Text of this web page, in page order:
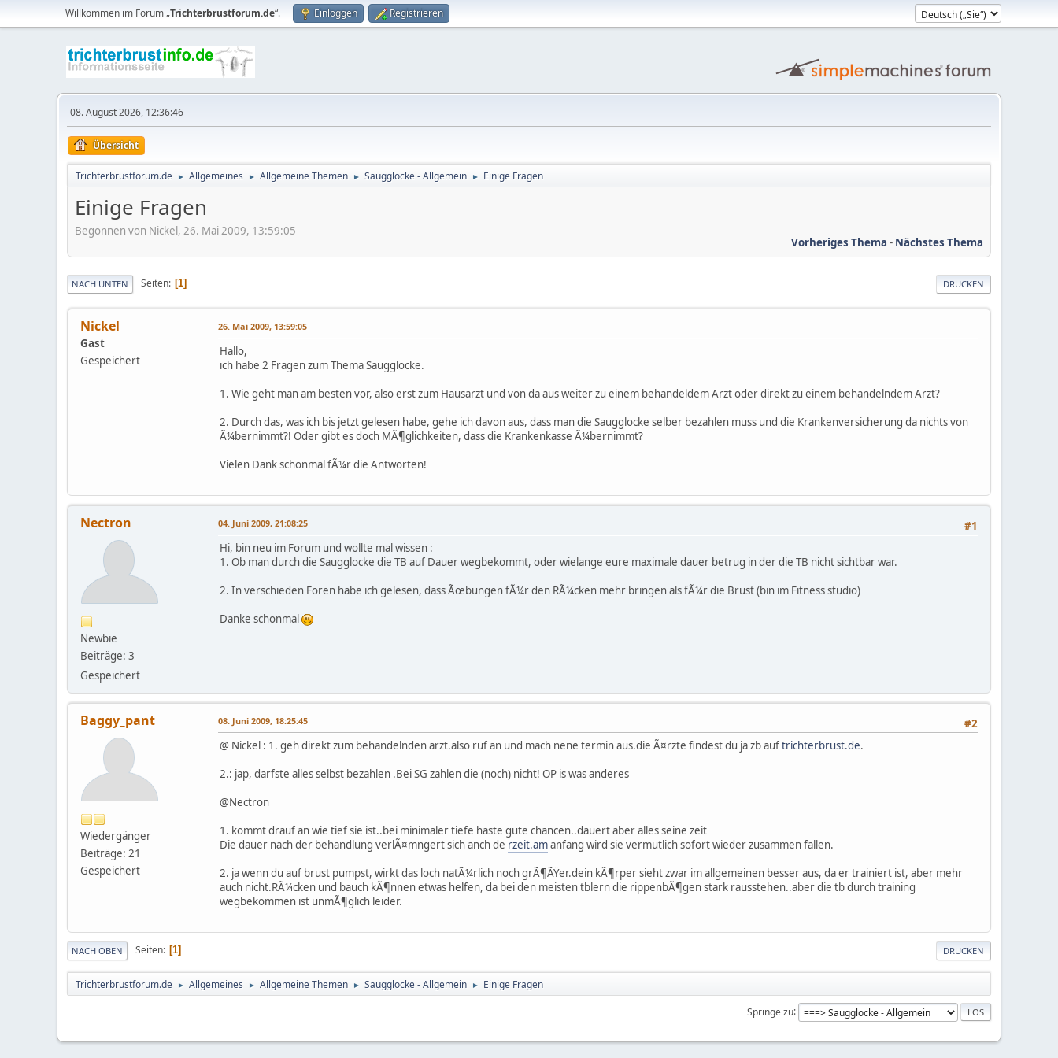
Willkommen im Forum „Trichterbrustforum.de“. Einloggen Registrieren
08. August 2026, 12:36:46
Übersicht
Trichterbrustforum.de ► Allgemeines ► Allgemeine Themen ► Saugglocke - Allgemein ► Einige Fragen
Einige Fragen
Begonnen von Nickel, 26. Mai 2009, 13:59:05
Vorheriges Thema - Nächstes Thema
DRUCKEN
NACH UNTEN Seiten 1
Nickel
Gast
Gespeichert
26. Mai 2009, 13:59:05
Hallo,
ich habe 2 Fragen zum Thema Saugglocke.
1. Wie geht man am besten vor, also erst zum Hausarzt und von da aus weiter zu einem behandeldem Arzt oder direkt zu einem behandelndem Arzt?
2. Durch das, was ich bis jetzt gelesen habe, gehe ich davon aus, dass man die Saugglocke selber bezahlen muss und die Krankenversicherung da nichts von
Ã¼bernimmt?! Oder gibt es doch MÃ¶glichkeiten, dass die Krankenkasse Ã¼bernimmt?
Vielen Dank schonmal fÃ¼r die Antworten!
Nectron
Newbie
Beiträge: 3
Gespeichert
#1
04. Juni 2009, 21:08:25
Hi, bin neu im Forum und wollte mal wissen :
1. Ob man durch die Saugglocke die TB auf Dauer wegbekommt, oder wielange eure maximale dauer betrug in der die TB nicht sichtbar war.
2. In verschieden Foren habe ich gelesen, dass Ãœbungen fÃ¼r den RÃ¼cken mehr bringen als fÃ¼r die Brust (bin im Fitness studio)
Danke schonmal
Baggy_pant
Wiedergänger
Beiträge: 21
Gespeichert
#2
08. Juni 2009, 18:25:45
@ Nickel : 1. geh direkt zum behandelnden arzt.also ruf an und mach nene termin aus.die Ã¤rzte findest du ja zb auftrichterbrust.de.
2.: jap, darfste alles selbst bezahlen .Bei SG zahlen die (noch) nicht! OP is was anderes
@Nectron
1. kommt drauf an wie tief sie ist..bei minimaler tiefe haste gute chancen..dauert aber alles seine zeit
Die dauer nach der behandlung verlÃ¤mngert sich anch de rzeit.amanfang wird sie vermutlich sofort wieder zusammen fallen.
2. ja wenn du auf brust pumpst, wirkt das loch natÃ¼rlich noch grÃ¶ÃŸer.dein kÃ¶rper sieht zwar im allgemeinen besser aus, da er trainiert ist, aber mehr
auch nicht.RÃ¼cken und bauch kÃ¶nnen etwas helfen, da bei den meisten tblern die rippenbÃ¶gen stark rausstehen..aber die tb durch training
wegbekommen ist unmÃ¶glich leider.
DRUCKEN
NACH OBEN Seiten 1
Trichterbrustforum.de ► Allgemeines ► Allgemeine Themen ► Saugglocke - Allgemein ► Einige Fragen
Springe zu